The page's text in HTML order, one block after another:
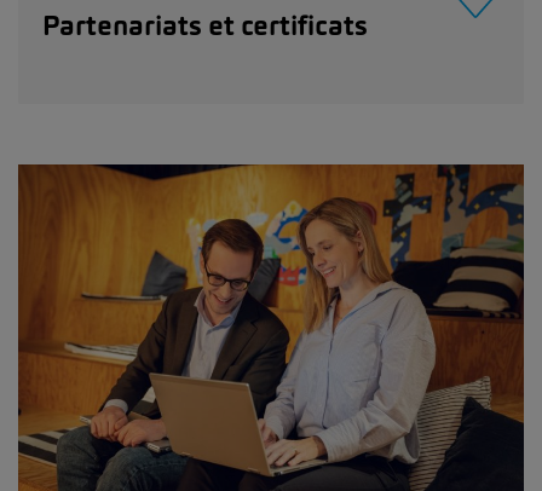
Partenariats et certificats